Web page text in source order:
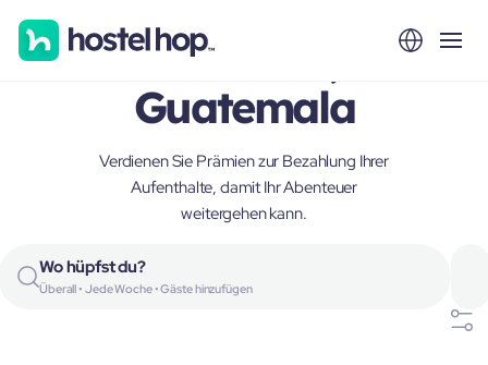
Escuintla,
Guatemala
Verdienen Sie Prämien zur Bezahlung Ihrer
Aufenthalte, damit Ihr Abenteuer
weitergehen kann.
Wo hüpfst du?
Überall • Jede Woche • Gäste hinzufügen